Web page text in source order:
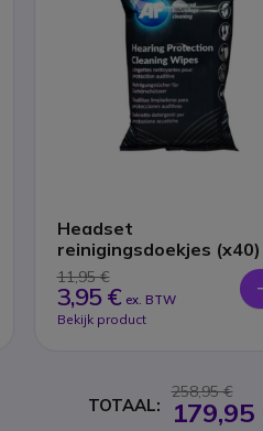
Headset
reinigingsdoekjes (x40)
11,95 €
3,95 € ex. BTW
Bekijk product
TOTAAL:
258,95 €
179,95